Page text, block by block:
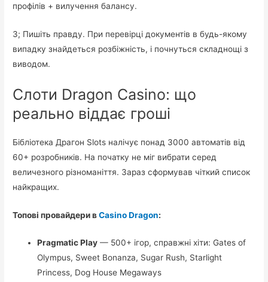
профілів + вилучення балансу.
3; Пишіть правду. При перевірці документів в будь-якому
випадку знайдеться розбіжність, і почнуться складнощі з
виводом.
Слоти Dragon Casino: що
реально віддає гроші
Бібліотека Драгон Slots налічує понад 3000 автоматів від
60+ розробників. На початку не міг вибрати серед
величезного різноманіття. Зараз сформував чіткий список
найкращих.
Топові провайдери вCasino Dragon:
Pragmatic Play — 500+ ігор, справжні хіти: Gates of
Olympus, Sweet Bonanza, Sugar Rush, Starlight
Princess, Dog House Megaways